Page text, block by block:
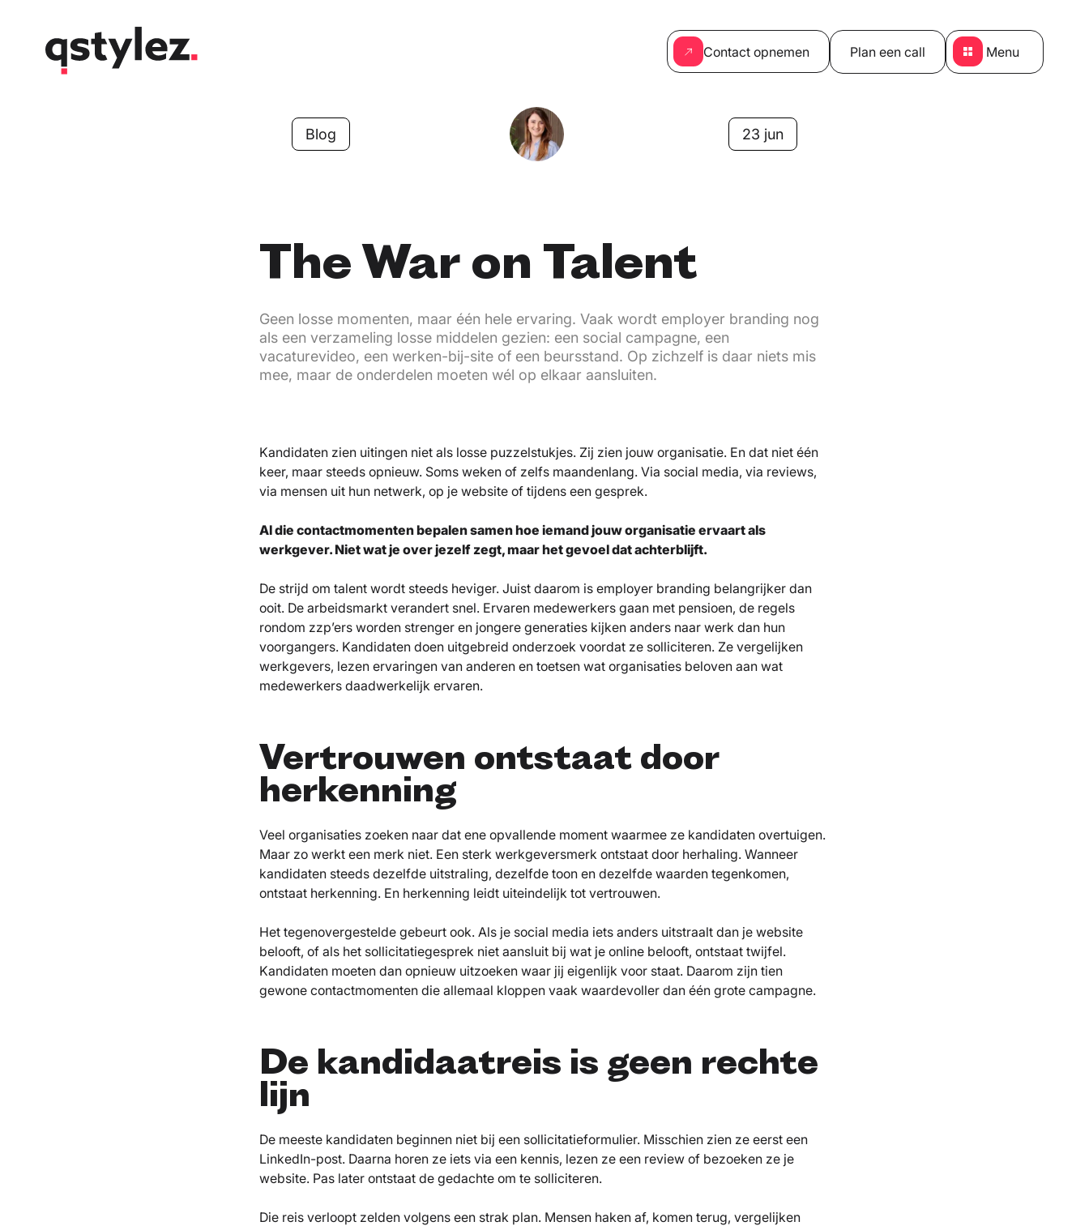
Contact opnemen Plan een call Menu
Blog 23 jun
The War on Talent
Geen losse momenten, maar één hele ervaring. Vaak wordt employer branding nog
als een verzameling losse middelen gezien: een social campagne, een
vacaturevideo, een werken-bij-site of een beursstand. Op zichzelf is daar niets mis
mee, maar de onderdelen moeten wél op elkaar aansluiten.
Kandidaten zien uitingen niet als losse puzzelstukjes. Zij zien jouw organisatie. En dat niet één
keer, maar steeds opnieuw. Soms weken of zelfs maandenlang. Via social media, via reviews,
via mensen uit hun netwerk, op je website of tijdens een gesprek.
Al die contactmomenten bepalen samen hoe iemand jouw organisatie ervaart als
werkgever. Niet wat je over jezelf zegt, maar het gevoel dat achterblijft.
De strijd om talent wordt steeds heviger. Juist daarom is employer branding belangrijker dan
ooit. De arbeidsmarkt verandert snel. Ervaren medewerkers gaan met pensioen, de regels
rondom zzp’ers worden strenger en jongere generaties kijken anders naar werk dan hun
voorgangers. Kandidaten doen uitgebreid onderzoek voordat ze solliciteren. Ze vergelijken
werkgevers, lezen ervaringen van anderen en toetsen wat organisaties beloven aan wat
medewerkers daadwerkelijk ervaren.
Vertrouwen ontstaat door
herkenning
Veel organisaties zoeken naar dat ene opvallende moment waarmee ze kandidaten overtuigen.
Maar zo werkt een merk niet. Een sterk werkgeversmerk ontstaat door herhaling. Wanneer
kandidaten steeds dezelfde uitstraling, dezelfde toon en dezelfde waarden tegenkomen,
ontstaat herkenning. En herkenning leidt uiteindelijk tot vertrouwen.
Het tegenovergestelde gebeurt ook. Als je social media iets anders uitstraalt dan je website
belooft, of als het sollicitatiegesprek niet aansluit bij wat je online belooft, ontstaat twijfel.
Kandidaten moeten dan opnieuw uitzoeken waar jij eigenlijk voor staat. Daarom zijn tien
gewone contactmomenten die allemaal kloppen vaak waardevoller dan één grote campagne.
De kandidaatreis is geen rechte
lijn
De meeste kandidaten beginnen niet bij een sollicitatieformulier. Misschien zien ze eerst een
LinkedIn-post. Daarna horen ze iets via een kennis, lezen ze een review of bezoeken ze je
website. Pas later ontstaat de gedachte om te solliciteren.
Die reis verloopt zelden volgens een strak plan. Mensen haken af, komen terug, vergelijken